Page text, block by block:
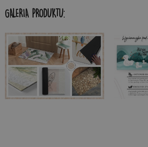
GALERIA PRODUKTU: